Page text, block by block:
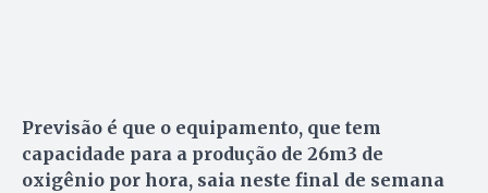
Previsão é que o equipamento, que tem
capacidade para a produção de 26m3 de
oxigênio por hora, saia neste final de semana